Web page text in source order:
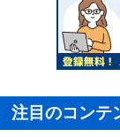
注目のコンテ